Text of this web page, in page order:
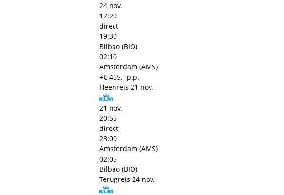
24 nov.
17:20
direct
19:30
Bilbao (BIO)
02:10
Amsterdam (AMS)
+€ 465,- p.p.
Heenreis 21 nov.
21 nov.
20:55
direct
23:00
Amsterdam (AMS)
02:05
Bilbao (BIO)
Terugreis 24 nov.